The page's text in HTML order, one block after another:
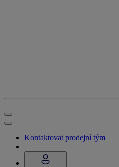
Kontaktovat prodejní tým